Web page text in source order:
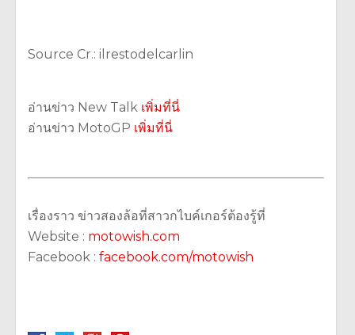
Source Cr.: ilrestodelcarlin
อ่านข่าว New Talk เพิ่มที่นี่
อ่านข่าว MotoGP เพิ่มที่นี่
เรื่องราว ข่าวสองล้อที่สาวกไบค์เกอร์ต้องรู้ที่
Website : motowish.com
Facebook : facebook.com/motowish